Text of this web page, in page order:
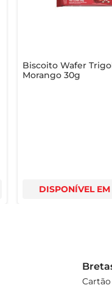
Biscoito Wafer
Morango 30g
DISPONÍVEL EM